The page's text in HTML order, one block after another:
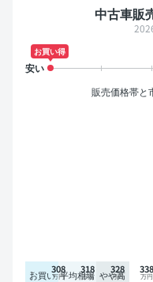
中古車販
お買い得
販売価格帯と
お買い 平均相場 やや高
308 318 328 338